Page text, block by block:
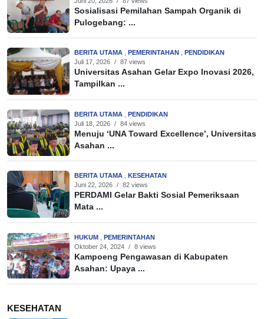
Sosialisasi Pemilahan Sampah Organik di
Pulogebang: ...
BERITA UTAMA , PEMERINTAHAN , PENDIDIKAN
Juli 17, 2026 / 87 views
Universitas Asahan Gelar Expo Inovasi 2026,
Tampilkan ...
BERITA UTAMA
PENDIDIKAN
Juli 18, 2026 / 84 views
Menuju ‘UNA Toward Excellence’, Universitas
Asahan ...
BERITA UTAMA , KESEHATAN
Juni 22, 2026 / 82 views
PERDAMI Gelar Bakti Sosial Pemeriksaan
Mata ...
HUKUM
PEMERINTAHAN
Oktober 24, 2024 / 8 views
Kampoeng Pengawasan di Kabupaten
Asahan: Upaya ...
KESEHATAN